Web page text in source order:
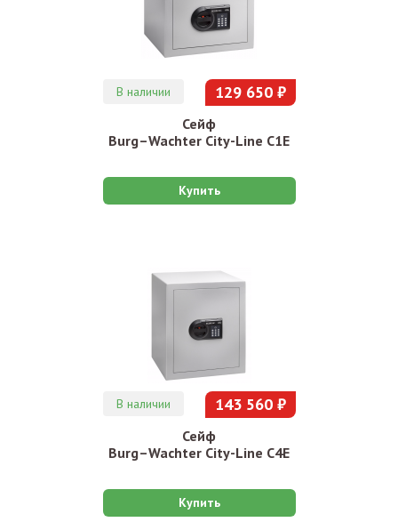
В наличии 129 650 ₽
Сейф
Burg–Wachter City-Line C1E
Купить
В наличии 143 560 ₽
Сейф
Burg–Wachter City-Line C4E
Купить